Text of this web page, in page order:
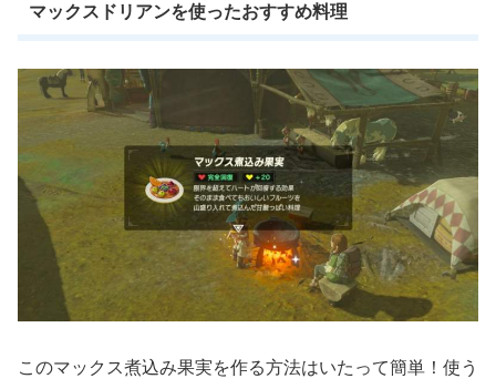
マックスドリアンを使ったおすすめ料理
このマックス煮込み果実を作る方法はいたって簡単！使う